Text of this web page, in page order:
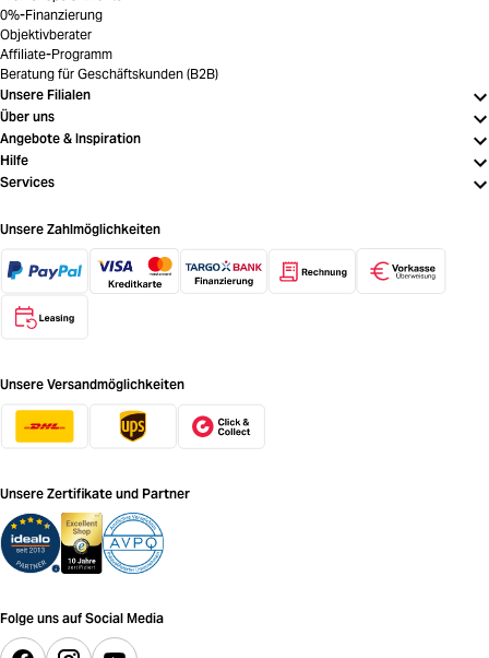
0%-Finanzierung
Objektivberater
Affiliate-Programm
Beratung für Geschäftskunden (B2B)
Unsere Filialen
Über uns
Angebote & Inspiration
Hilfe
Services
Unsere Zahlmöglichkeiten
Unsere Versandmöglichkeiten
Unsere Zertifikate und Partner
Folge uns auf Social Media